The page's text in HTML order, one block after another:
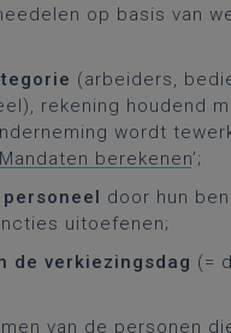
op basis van
(arbeiders,
rekening houdend
wordt
Mandaten berekenen’;
door hun
uitoefenen;
de verkiezingsdag (=
van de personen